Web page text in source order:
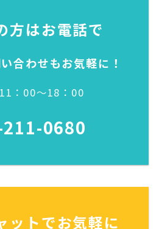
方はお電話で
合わせもお気軽に！
：00～18：00
0680
ットでお気軽に